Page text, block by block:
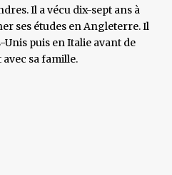
Il a vécu dix-sept ans à
ses études en Angleterre. Il
Unis puis en Italie avant de
avec sa famille.